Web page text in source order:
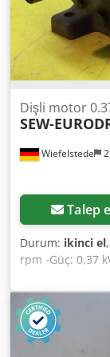
Wiefelstede
Dişli motor
SEW-
Talep
Durum: ikinci el
rpm -Güç: 0,37
sınıfı: IP 33 -